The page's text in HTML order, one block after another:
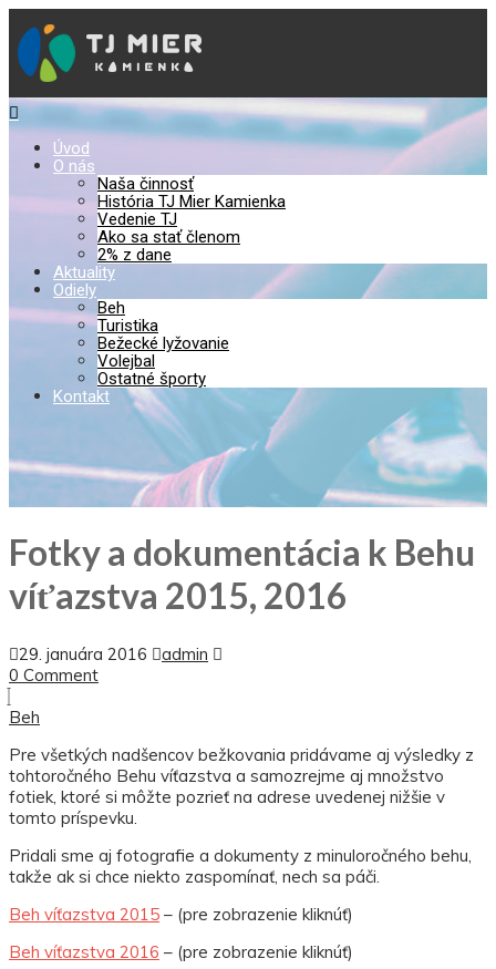
Úvod
O nás
Naša činnosť
História TJ Mier Kamienka
Vedenie TJ
Ako sa stať členom
2% z dane
Aktuality
Odiely
Beh
Turistika
Bežecké lyžovanie
Volejbal
Ostatné športy
Kontakt
Fotky a dokumentácia k Behu
víťazstva 2015, 2016
29. januára 2016
admin
0 Comment
Beh
Pre všetkých nadšencov bežkovania pridávame aj výsledky z
tohtoročného Behu víťazstva a samozrejme aj množstvo
fotiek, ktoré si môžte pozrieť na adrese uvedenej nižšie v
tomto príspevku.
Pridali sme aj fotografie a dokumenty z minuloročného behu,
takže ak si chce niekto zaspomínať, nech sa páči.
Beh víťazstva 2015 – (pre zobrazenie kliknúť)
Beh víťazstva 2016 – (pre zobrazenie kliknúť)